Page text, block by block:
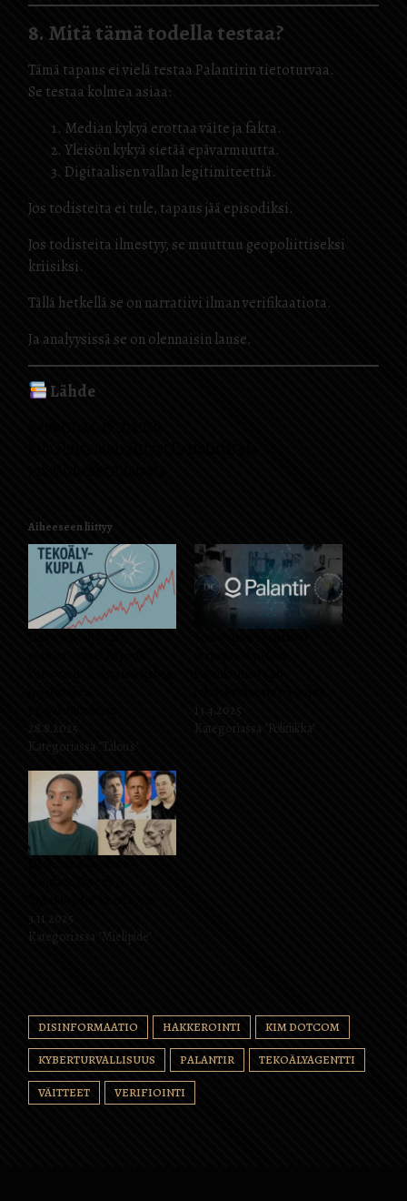
8. Mitä tämä todella testaa?
Tämä tapaus ei vielä testaa Palantirin tietoturvaa.
Se testaa kolmea asiaa:
Median kykyä erottaa väite ja fakta.
Yleisön kykyä sietää epävarmuutta.
Digitaalisen vallan legitimiteettiä.
Jos todisteita ei tule, tapaus jää episodiksi.
Jos todisteita ilmestyy, se muuttuu geopoliittiseksi
kriisiksi.
Tällä hetkellä se on narratiivi ilman verifikaatiota.
Ja analyysissä se on olennaisin lause.
Lähde
Aiheeseen liittyy
28.8.2025
Kategoriassa "Talous"
13.4.2025
Kategoriassa "Politiikka"
3.11.2025
Kategoriassa "Mielipide"
DISINFORMAATIO HAKKEROINTI KIM DOTCOM
KYBERTURVALLISUUS PALANTIR TEKOÄLYAGENTTI
VÄITTEET VERIFIOINTI